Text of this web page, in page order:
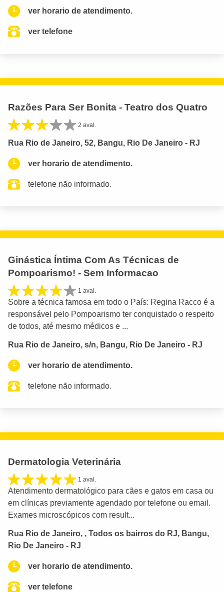
ver horario de atendimento.
ver telefone
Razões Para Ser Bonita - Teatro dos Quatro
2 aval.
Rua Rio de Janeiro, 52, Bangu, Rio De Janeiro - RJ
ver horario de atendimento.
telefone não informado.
Ginástica Íntima Com As Técnicas de
Pompoarismo! - Sem Informacao
1 aval.
Sobre a técnica famosa em todo o País: Regina Racco é a
responsável pelo Pompoarismo ter conquistado o respeito
de todos, até mesmo médicos e ...
Rua Rio de Janeiro, s/n, Bangu, Rio De Janeiro - RJ
ver horario de atendimento.
telefone não informado.
Dermatologia Veterinária
1 aval.
Atendimento dermatológico para cães e gatos em casa ou
em clínicas previamente agendado por telefone ou email.
Exames microscópicos com result...
Rua Rio de Janeiro, , Todos os bairros do RJ, Bangu,
Rio De Janeiro - RJ
ver horario de atendimento.
ver telefone